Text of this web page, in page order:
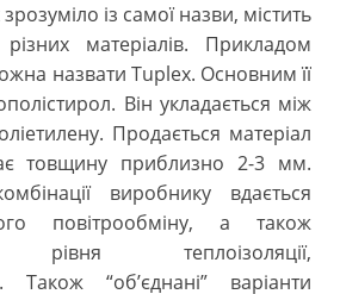
із самої назви, містить
матеріалів. Прикладом
назвати Tuplex. Основним її
Він укладається між
Продається матеріал
товщину приблизно 2-3 мм.
виробнику вдається
повітрообміну, а також
рівня теплоізоляції,
Також “об’єднані” варіанти